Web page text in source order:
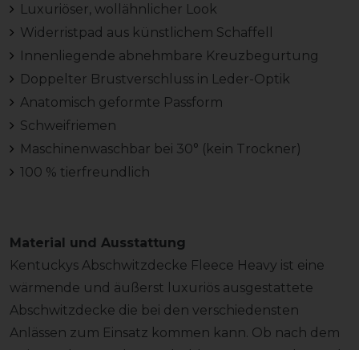
Luxuriöser, wollähnlicher Look
Widerristpad aus künstlichem Schaffell
Innenliegende abnehmbare Kreuzbegurtung
Doppelter Brustverschluss in Leder-Optik
Anatomisch geformte Passform
Schweifriemen
Maschinenwaschbar bei 30° (kein Trockner)
100 % tierfreundlich
Material und Ausstattung
Kentuckys Abschwitzdecke Fleece Heavy ist eine
wärmende und äußerst luxuriös ausgestattete
Abschwitzdecke die bei den verschiedensten
Anlässen zum Einsatz kommen kann. Ob nach dem